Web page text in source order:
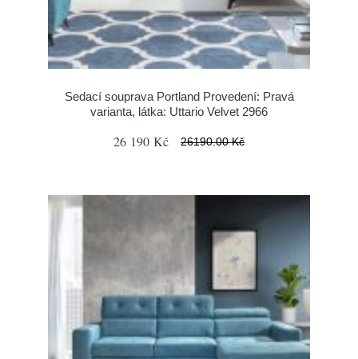
Sedací souprava Portland Provedení: Pravá
varianta, látka: Uttario Velvet 2966
26 190 Kč 26190.00 Kč